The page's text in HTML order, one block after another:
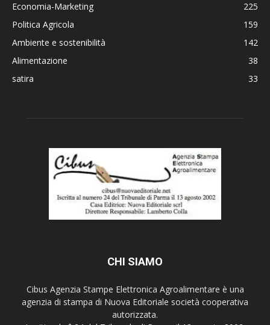
Economia-Marketing
225
Politica Agricola
159
Ambiente e sostenibilità
142
Alimentazione
38
satira
33
CHI SIAMO
Cibus Agenzia Stampe Elettronica Agroalimentare è una
agenzia di stampa di Nuova Editoriale società cooperativa
autorizzata.